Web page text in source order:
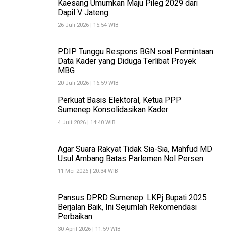
Kaesang Umumkan Maju Pileg 2029 dari
Dapil V Jateng
26 Juli 2026 | 15:54 WIB
PDIP Tunggu Respons BGN soal Permintaan
Data Kader yang Diduga Terlibat Proyek
MBG
20 Juli 2026 | 16:59 WIB
Perkuat Basis Elektoral, Ketua PPP
Sumenep Konsolidasikan Kader
4 Juli 2026 | 14:40 WIB
Agar Suara Rakyat Tidak Sia-Sia, Mahfud MD
Usul Ambang Batas Parlemen Nol Persen
11 Mei 2026 | 20:34 WIB
Pansus DPRD Sumenep: LKPj Bupati 2025
Berjalan Baik, Ini Sejumlah Rekomendasi
Perbaikan
30 April 2026 | 11:59 WIB